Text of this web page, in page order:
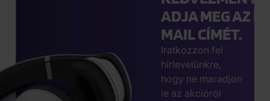
ADJA MEG AZ E-
MAIL CÍMÉT.
Iratkozzon fel
hírlevelünkre,
hogy ne maradjon
le az akcióról